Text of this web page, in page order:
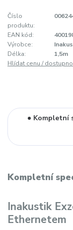
Číslo
produktu:
EAN kód:
Výrobce:
Délka:
1,5m
Hlídat cenu /
Kompletní
Kompletní
Inakustik
Ethernetem